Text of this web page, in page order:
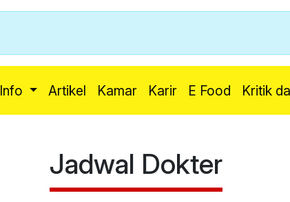
Info Artikel Kamar Karir E Food Kritik
Jadwal Dokter